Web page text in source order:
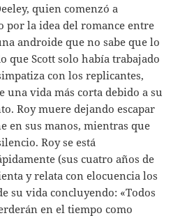
quien comenzó a
por la idea del romance entre
androide que no sabe que lo
que Scott solo había trabajado
con los replicantes,
una vida más corta debido a su
Roy muere dejando escapar
en sus manos, mientras que
Roy se está
(sus cuatro años de
y relata con elocuencia los
su vida concluyendo: «Todos
en el tiempo como